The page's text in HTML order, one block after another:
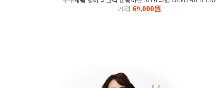
지중등
가격 69,000원